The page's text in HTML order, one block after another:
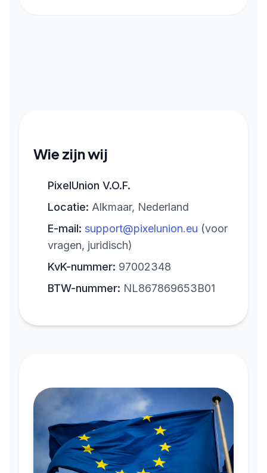
Wie zijn wij
PixelUnion V.O.F.
Locatie: Alkmaar, Nederland
E-mail: support@pixelunion.eu (voor
vragen, juridisch)
KvK-nummer: 97002348
BTW-nummer: NL867869653B01